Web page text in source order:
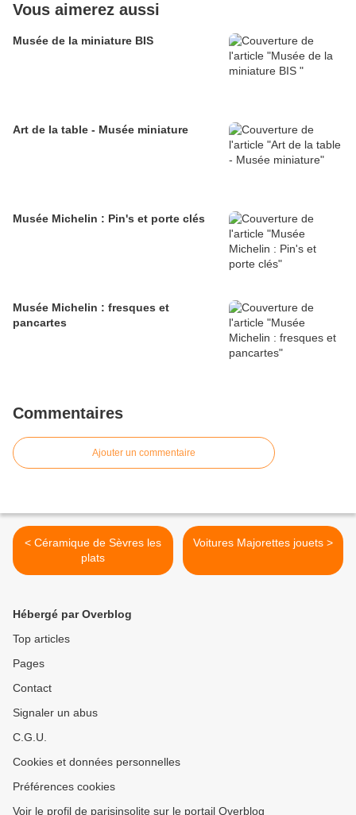
Vous aimerez aussi
Musée de la miniature BIS
Art de la table - Musée miniature
Musée Michelin : Pin's et porte clés
Musée Michelin : fresques et
pancartes
Commentaires
Ajouter un commentaire
< Céramique de Sèvres les
plats
Voitures Majorettes jouets >
Hébergé par Overblog
Top articles
Pages
Contact
Signaler un abus
C.G.U.
Cookies et données personnelles
Préférences cookies
Voir le profil de parisinsolite sur le portail Overblog